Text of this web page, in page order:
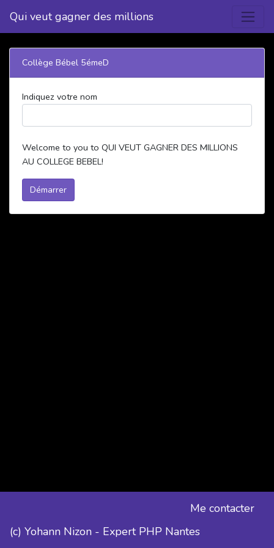
Qui veut gagner des millions
Collège Bébel 5émeD
Indiquez votre nom
Welcome to you to QUI VEUT GAGNER DES MILLIONS
AU COLLEGE BEBEL!
Me contacter
(c) Yohann Nizon - Expert PHP Nantes